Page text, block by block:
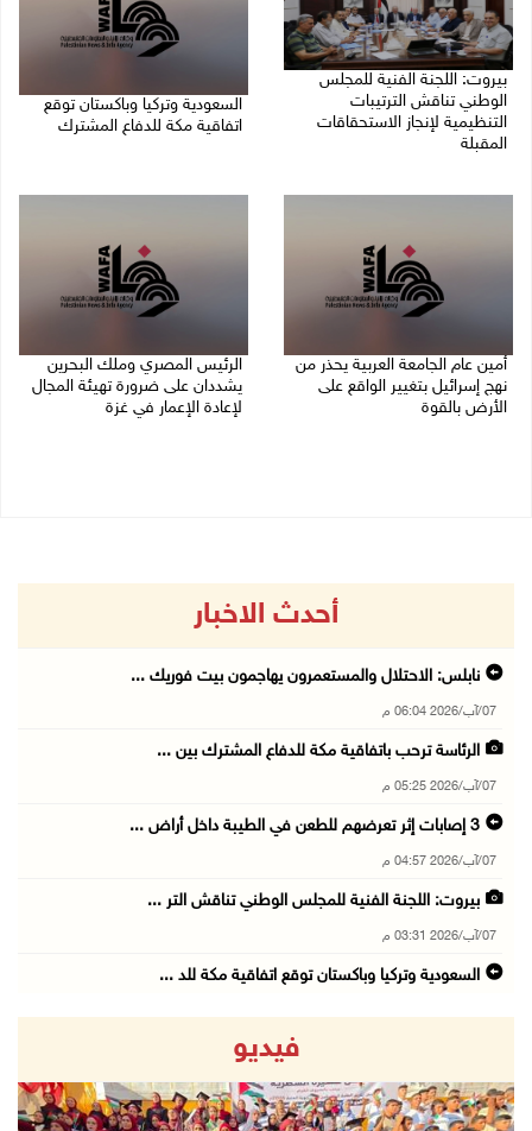
بيروت: اللجنة الفنية للمجلس
الوطني تناقش الترتيبات
التنظيمية لإنجاز الاستحقاقات
المقبلة
السعودية وتركيا وباكستان توقع
اتفاقية مكة للدفاع المشترك
أمين عام الجامعة العربية يحذر من
نهج إسرائيل بتغيير الواقع على
الأرض بالقوة
الرئيس المصري وملك البحرين
يشددان على ضرورة تهيئة المجال
لإعادة الإعمار في غزة
أحدث الاخبار
نابلس: الاحتلال والمستعمرون يهاجمون بيت فوريك ...
07/آب/2026 06:04 م
الرئاسة ترحب باتفاقية مكة للدفاع المشترك بين ...
07/آب/2026 05:25 م
3 إصابات إثر تعرضهم للطعن في الطيبة داخل أراض ...
07/آب/2026 04:57 م
بيروت: اللجنة الفنية للمجلس الوطني تناقش التر ...
07/آب/2026 03:31 م
السعودية وتركيا وباكستان توقع اتفاقية مكة للد ...
07/آب/2026 02:29 م
الرئاسة تدين الهجمات الصاروخية على المملكة ال ...
فيديو